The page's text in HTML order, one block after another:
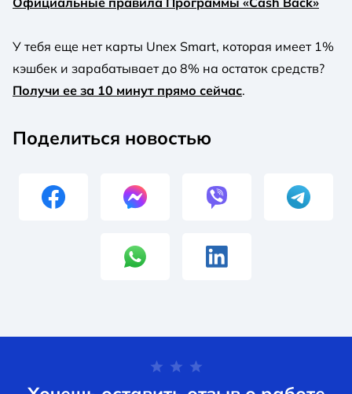
У тебя еще нет карты Unex Smart, которая имеет 1%
кэшбек и зарабатывает до 8% на остаток средств?
Получи ее за 10 минут прямо сейчас.
Поделиться новостью